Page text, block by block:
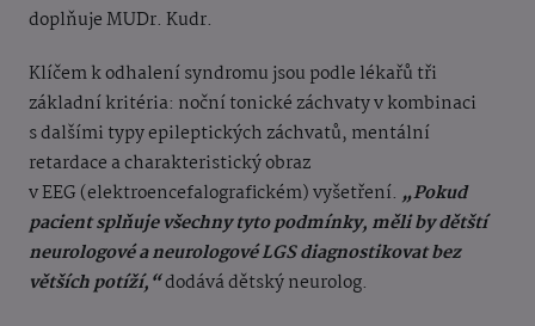
doplňuje MUDr. Kudr.
Klíčem k odhalení syndromu jsou podle lékařů tři
základní kritéria: noční tonické záchvaty v kombinaci
s dalšími typy epileptických záchvatů, mentální
retardace a charakteristický obraz
v EEG (elektroencefalografickém) vyšetření. „Pokud
pacient splňuje všechny tyto podmínky, měli by dětští
neurologové a neurologové LGS diagnostikovat bez
větších potíží,“dodává dětský neurolog.